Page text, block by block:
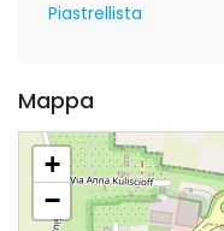
Piastrellista
Mappa
+
−